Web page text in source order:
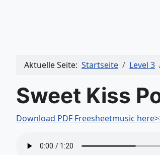
Aktuelle Seite: Startseite Level 3
Sweet Kiss
Download PDF Freesheetmusic